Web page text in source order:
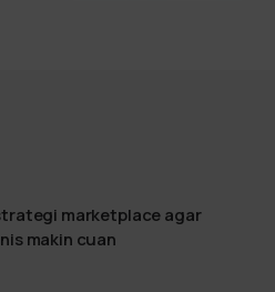
marketplace agar
makin cuan